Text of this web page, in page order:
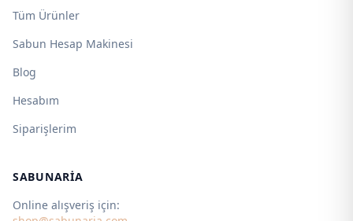
Tüm Ürünler
Sabun Hesap Makinesi
Blog
Hesabım
Siparişlerim
SABUNARIA
Online alışveriş için: